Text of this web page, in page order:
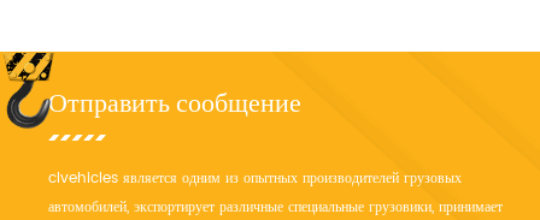
Отправить сообщение
clvehicles является одним из опытных производителей грузовых
автомобилей, экспортирует различные специальные грузовики, принимает